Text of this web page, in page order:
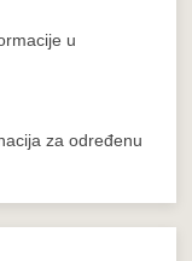
u
za određenu